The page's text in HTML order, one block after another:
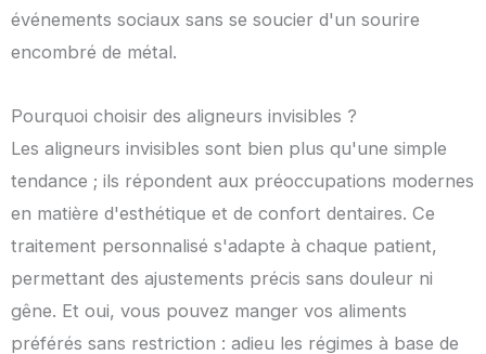
événements sociaux sans se soucier d'un sourire
encombré de métal.
Pourquoi choisir des aligneurs invisibles ?
Les aligneurs invisibles sont bien plus qu'une simple
tendance ; ils répondent aux préoccupations modernes
en matière d'esthétique et de confort dentaires. Ce
traitement personnalisé s'adapte à chaque patient,
permettant des ajustements précis sans douleur ni
gêne. Et oui, vous pouvez manger vos aliments
préférés sans restriction : adieu les régimes à base de